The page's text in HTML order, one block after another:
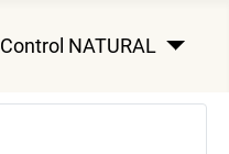
Control NATURAL